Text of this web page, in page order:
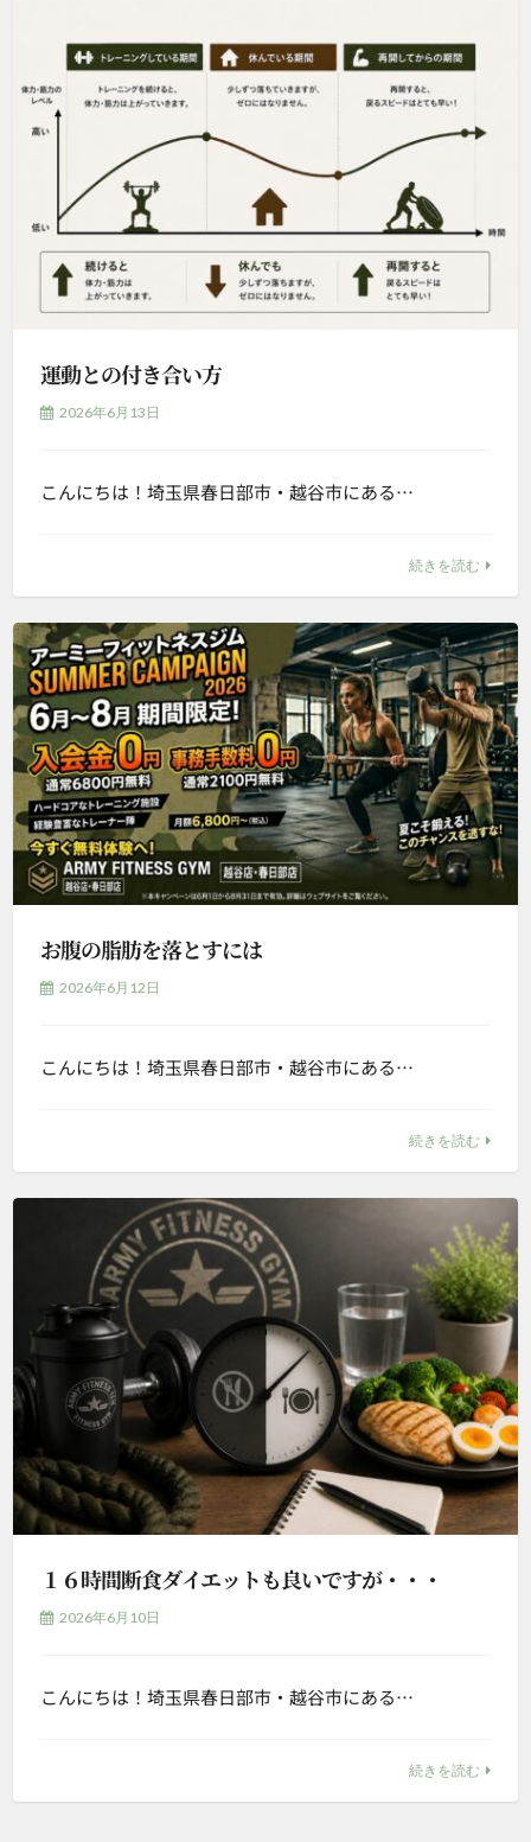
運動との付き合い方
2026年6月13日
こんにちは！埼玉県春日部市・越谷市にある…
続きを読む
お腹の脂肪を落とすには
2026年6月12日
こんにちは！埼玉県春日部市・越谷市にある…
続きを読む
１６時間断食ダイエットも良いですが・・・
2026年6月10日
こんにちは！埼玉県春日部市・越谷市にある…
続きを読む